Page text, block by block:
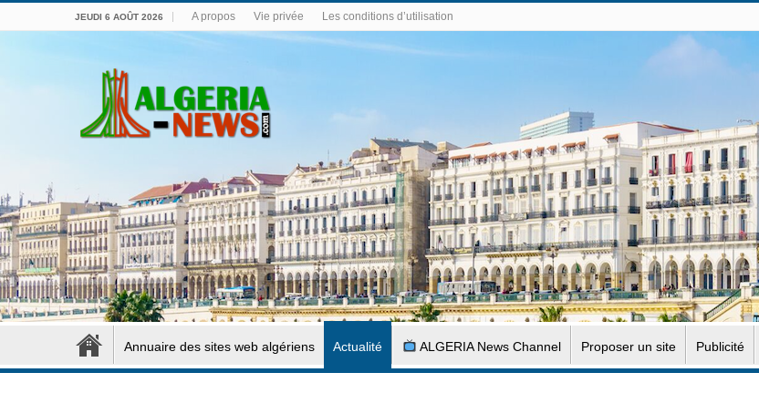
JEUDI 6 AOÛT 2026 A propos Vie privée Les conditions d’utilisation
Annuaire des sites web algériens Actualité ALGERIA News Channel Proposer un site Publicité